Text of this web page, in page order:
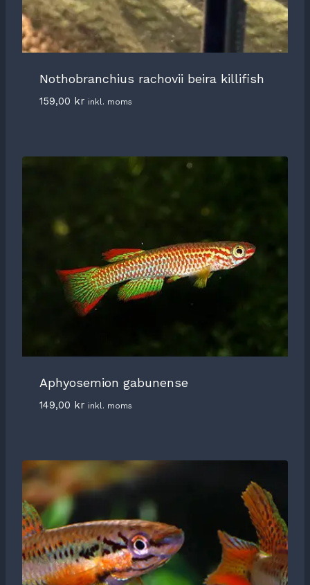
Nothobranchius rachovii beira killifish
159,00 kr inkl. moms
Aphyosemion gabunense
149,00 kr inkl. moms